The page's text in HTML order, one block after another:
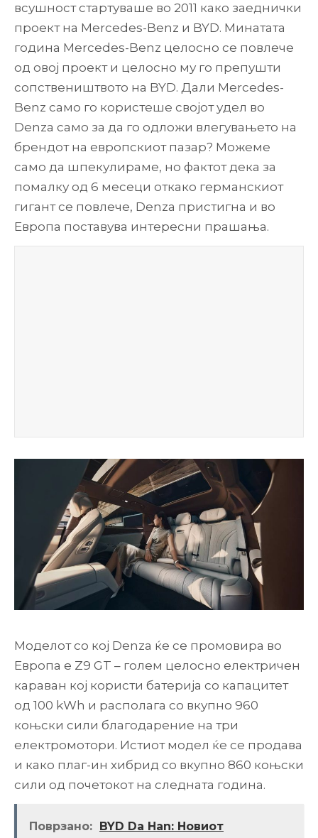
всушност стартуваше во 2011 како заеднички
проект на Mercedes-Benz и BYD. Минатата
година Mercedes-Benz целосно се повлече
од овој проект и целосно му го препушти
сопствеништвото на BYD. Дали Mercedes-
Benz само го користеше својот удел во
Denza само за да го одложи влегувањето на
брендот на европскиот пазар? Можеме
само да шпекулираме, но фактот дека за
помалку од 6 месеци откако германскиот
гигант се повлече, Denza пристигна и во
Европа поставува интересни прашања.
Моделот со кој Denza ќе се промовира во
Европа е Z9 GT – голем целосно електричен
караван кој користи батерија со капацитет
од 100 kWh и располага со вкупно 960
коњски сили благодарение на три
електромотори. Истиот модел ќе се продава
и како плаг-ин хибрид со вкупно 860 коњски
сили од почетокот на следната година.
Поврзано: BYD Da Han: Новиот